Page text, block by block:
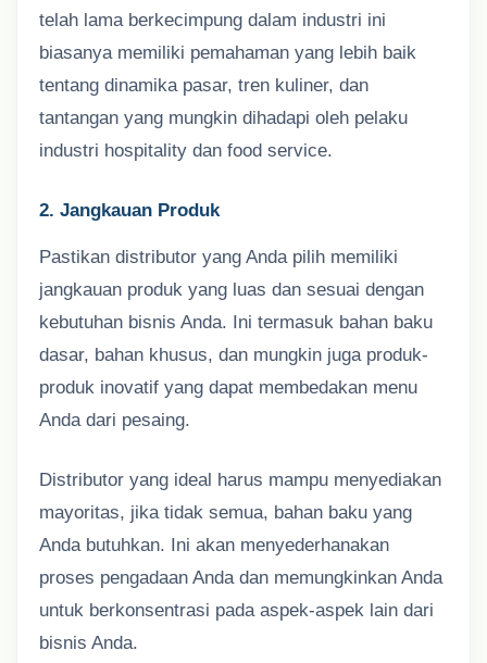
telah lama berkecimpung dalam industri ini
biasanya memiliki pemahaman yang lebih baik
tentang dinamika pasar, tren kuliner, dan
tantangan yang mungkin dihadapi oleh pelaku
industri hospitality dan food service.
2. Jangkauan Produk
Pastikan distributor yang Anda pilih memiliki
jangkauan produk yang luas dan sesuai dengan
kebutuhan bisnis Anda. Ini termasuk bahan baku
dasar, bahan khusus, dan mungkin juga produk-
produk inovatif yang dapat membedakan menu
Anda dari pesaing.
Distributor yang ideal harus mampu menyediakan
mayoritas, jika tidak semua, bahan baku yang
Anda butuhkan. Ini akan menyederhanakan
proses pengadaan Anda dan memungkinkan Anda
untuk berkonsentrasi pada aspek-aspek lain dari
bisnis Anda.